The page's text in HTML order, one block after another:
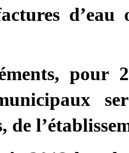
d’eau
pour
de